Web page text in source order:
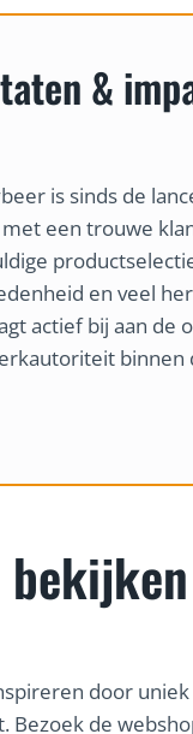
&
is sinds de
een trouwe
en veel
actief bij aan de
binnen
bekijken
door
Bezoek de